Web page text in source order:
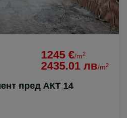
1245 €/m2
2435.01 лв/m2
пред АКТ 14